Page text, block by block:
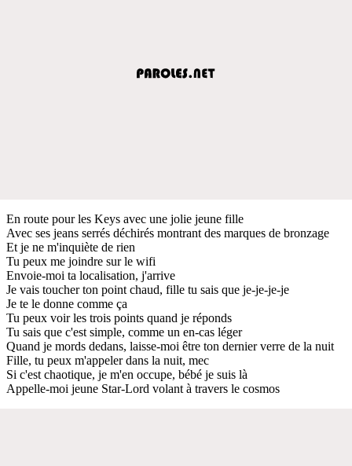
En route pour les Keys avec une jolie jeune fille
Avec ses jeans serrés déchirés montrant des marques de bronzage
Et je ne m'inquiète de rien
Tu peux me joindre sur le wifi
Envoie-moi ta localisation, j'arrive
Je vais toucher ton point chaud, fille tu sais que je-je-je-je
Je te le donne comme ça
Tu peux voir les trois points quand je réponds
Tu sais que c'est simple, comme un en-cas léger
Quand je mords dedans, laisse-moi être ton dernier verre de la nuit
Fille, tu peux m'appeler dans la nuit, mec
Si c'est chaotique, je m'en occupe, bébé je suis là
Appelle-moi jeune Star-Lord volant à travers le cosmos